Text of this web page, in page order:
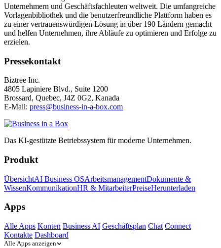
Unternehmern und Geschäftsfachleuten weltweit. Die umfangreiche
Vorlagenbibliothek und die benutzerfreundliche Plattform haben es
zu einer vertrauenswürdigen Lösung in über 190 Ländern gemacht
und helfen Unternehmen, ihre Abläufe zu optimieren und Erfolge zu
erzielen.
Pressekontakt
Biztree Inc.
4805 Lapiniere Blvd., Suite 1200
Brossard, Quebec, J4Z 0G2, Kanada
E-Mail: press@business-in-a-box.com
Das KI-gestützte Betriebssystem für moderne Unternehmen.
Produkt
ÜbersichtAI Business OSArbeitsmanagementDokumente &
WissenKommunikationHR & MitarbeiterPreiseHerunterladen
Apps
Alle Apps Konten Business AI Geschäftsplan Chat Connect
Kontakte Dashboard
Alle Apps anzeigen